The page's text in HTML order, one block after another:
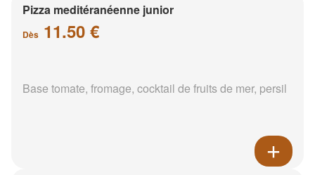
Pizza meditéranéenne junior
Dès 11.50 €
Base tomate, fromage, cocktail de fruits de mer, persil